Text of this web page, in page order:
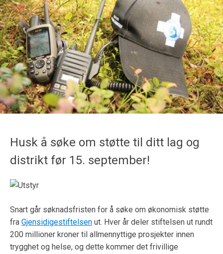
Husk å søke om støtte til ditt lag og
distrikt før 15. september!
Snart går søknadsfristen for å søke om økonomisk støtte
fra Gjensidigestiftelsen ut. Hver år deler stiftelsen ut rundt
200 millioner kroner til allmennyttige prosjekter innen
trygghet og helse, og dette kommer det frivillige